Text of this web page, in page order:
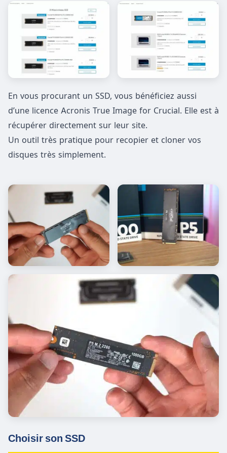
En vous procurant un SSD, vous bénéficiez aussi
d’une licence Acronis True Image for Crucial. Elle est à
récupérer directement sur leur site.
Un outil très pratique pour recopier et cloner vos
disques très simplement.
Choisir son SSD